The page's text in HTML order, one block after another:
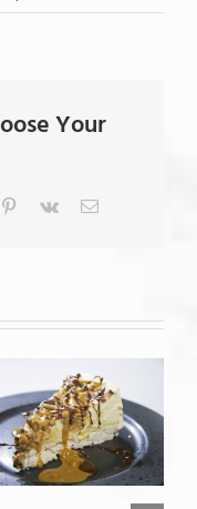
Your
Pinterest
Vk
E-